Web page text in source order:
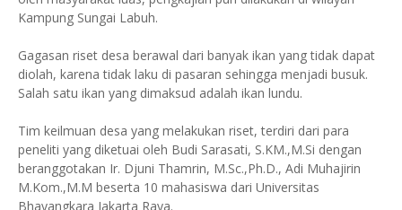
Kampung Sungai Labuh.
Gagasan riset desa berawal dari banyak ikan yang tidak dapat
diolah, karena tidak laku di pasaran sehingga menjadi busuk.
Salah satu ikan yang dimaksud adalah ikan lundu.
Tim keilmuan desa yang melakukan riset, terdiri dari para
peneliti yang diketuai oleh Budi Sarasati, S.KM.,M.Si dengan
beranggotakan Ir. Djuni Thamrin, M.Sc.,Ph.D., Adi Muhajirin
M.Kom.,M.M beserta 10 mahasiswa dari Universitas
Bhayangkara Jakarta Raya.